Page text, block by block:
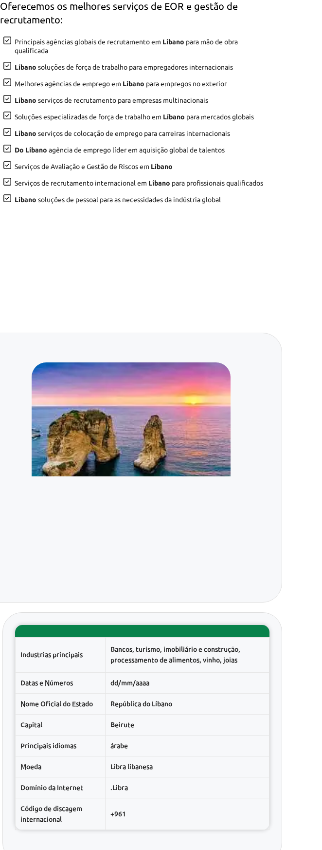
Oferecemos os melhores serviços de EOR e gestão de
recrutamento:
Principais agências globais de recrutamento em Líbano para mão de obra
qualificada
Líbano soluções de força de trabalho para empregadores internacionais
Melhores agências de emprego em Líbano para empregos no exterior
Líbano serviços de recrutamento para empresas multinacionais
Soluções especializadas de força de trabalho em Líbano para mercados globais
Líbano serviços de colocação de emprego para carreiras internacionais
Do Líbano agência de emprego líder em aquisição global de talentos
Serviços de Avaliação e Gestão de Riscos em Líbano
Serviços de recrutamento internacional em Líbano para profissionais qualificados
Líbano soluções de pessoal para as necessidades da indústria global
Industrias principais
Bancos, turismo, imobiliário e construção,
processamento de alimentos, vinho, joias
Datas e Números dd/mm/aaaa
Nome Oficial do Estado República do Líbano
Capital Beirute
Principais idiomas árabe
Moeda Libra libanesa
Domínio da Internet .Libra
Código de discagem
internacional
+961